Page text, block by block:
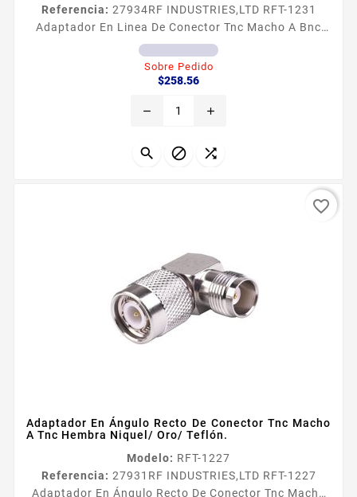
Referencia: 27934RF INDUSTRIES,LTD RFT-1231
Adaptador En Linea De Conector Tnc Macho A Bnc
Hembra Niquel /oro /teflón. Adaptador de Conector
TNC Macho a Conector BNC Hembra Tipo de
Adaptador De Conector TNC Macho a BNC Hembra
Niquelado Contacto Central Oro Aislante
Sobre Pedido
$258.56Precio
remove add
  
Adaptador En Ángulo Recto De Conector Tnc Macho
A Tnc Hembra Niquel/ Oro/ Teflón.
Modelo: RFT-1227
Referencia: 27931 RF INDUSTRIES,LTD RFT-1227
Adaptador En Ángulo Recto De Conector Tnc Macho
favorite_border